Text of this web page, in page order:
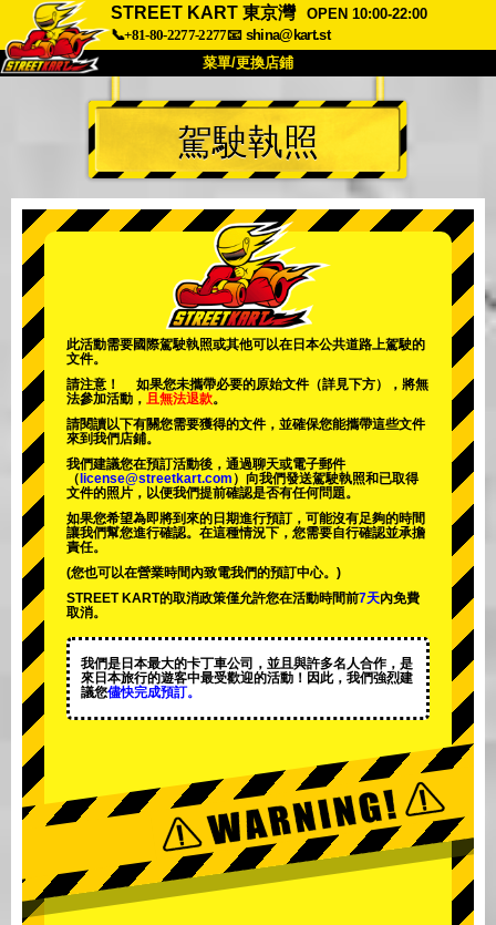
STREET KART 東京灣
OPEN 10:00-22:00
📞+81-80-2277-2277📧 shina@kart.st
菜單/更換店鋪
首頁
關於我們 規格 價格
公司 預訂
更換店鋪
東京 秋葉原 #2 東京 澀谷
東京 澀谷分店
東京 淺草
沖繩
駕駛執照
此活動需要國際駕駛執照或其他可以在日本公共道路上駕駛的
文件。
請注意！ 如果您未攜帶必要的原始文件（詳見下方），將無
法參加活動， 且無法退款。
請閱讀以下有關您需要獲得的文件，並確保您能攜帶這些文件
來到我們店鋪。
我們建議您在預訂活動後，通過聊天或電子郵件
（ license@streetkart.com ）向我們發送駕駛執照和已取得
文件的照片，以便我們提前確認是否有任何問題。
如果您希望為即將到來的日期進行預訂，可能沒有足夠的時間
讓我們幫您進行確認。在這種情況下，您需要自行確認並承擔
責任。
(您也可以在營業時間內致電我們的預訂中心。)
STREET KART的取消政策僅允許您在活動時間前7天內免費
取消。
我們是日本最大的卡丁車公司，並且與許多名人合作，是
來日本旅行的遊客中最受歡迎的活動 ！因此，我們強烈建
議您儘快完成預訂。